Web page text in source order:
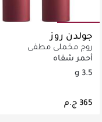
جولدن روز
روج مخملي مطفي
أحمر شفاه
3.5 g